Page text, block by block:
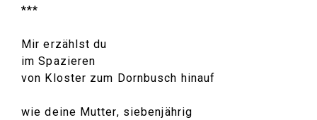
***
Mir erzählst du
im Spazieren
von Kloster zum Dornbusch hinauf
wie deine Mutter, siebenjährig